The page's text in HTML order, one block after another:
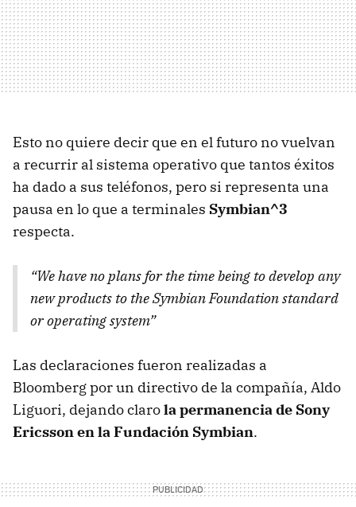
Esto no quiere decir que en el futuro no vuelvan
a recurrir al sistema operativo que tantos éxitos
ha dado a sus teléfonos, pero si representa una
pausa en lo que a terminales Symbian^3
respecta.
“We have no plans for the time being to develop any
new products to the Symbian Foundation standard
or operating system”
Las declaraciones fueron realizadas a
Bloomberg por un directivo de la compañía, Aldo
Liguori, dejando clarola permanencia de Sony
Ericsson en la Fundación Symbian.